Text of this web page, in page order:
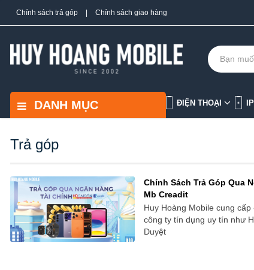
Chính sách trả góp Chính sách giao hàng
DANH MỤC ĐIỆN THOẠI
Trả góp
Chính Sách Trả Góp Qua
Mb Creadit
Huy Hoàng Mobile cung
công ty tín dụng uy tín như
Duyệt